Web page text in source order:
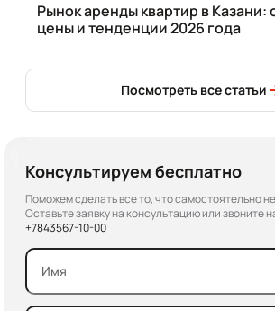
Рынок аренды квартир в Казани:
цены и тенденции 2026 года
Посмотреть все статьи
Консультируем бесплатно
Поможем сделать все то, что самостоятельно
Оставьте заявку на консультацию или звоните
+7843567-10-00